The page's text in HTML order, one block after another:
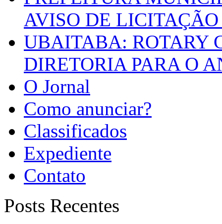
AVISO DE LICITAÇÃO
UBAITABA: ROTARY
DIRETORIA PARA O
O Jornal
Como anunciar?
Classificados
Expediente
Contato
Posts Recentes